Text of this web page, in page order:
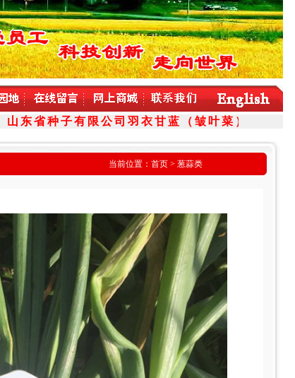
山东省种子有限公司羽衣甘蓝（皱叶菜）新品种火
当前位置： 首页> 葱蒜类